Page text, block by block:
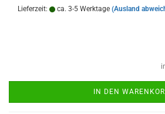
Lieferzeit: ca. 3-5 Werktage (Ausland
IN DEN